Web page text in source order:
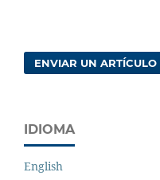
ENVIAR UN ARTÍCULO
IDIOMA
English